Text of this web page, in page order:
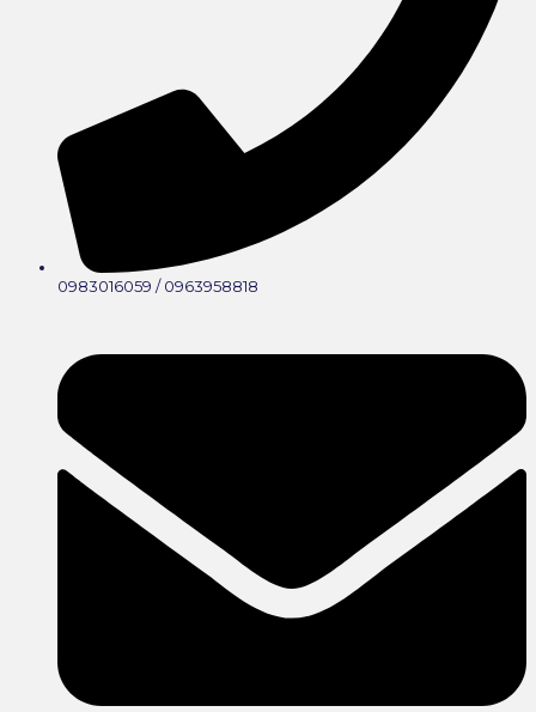
0983016059 / 0963958818